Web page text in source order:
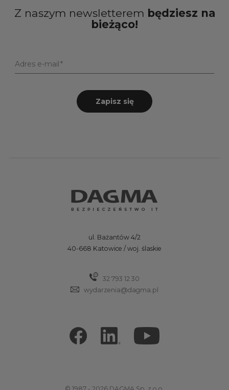
Z naszym newsletterem będziesz na
bieżąco!
Adres e-mail
Zapisz się
ul. Bażantów 4/2
40-668 Katowice / woj. ślaskie
32 793 12 30
wydarzenia@dagma.pl